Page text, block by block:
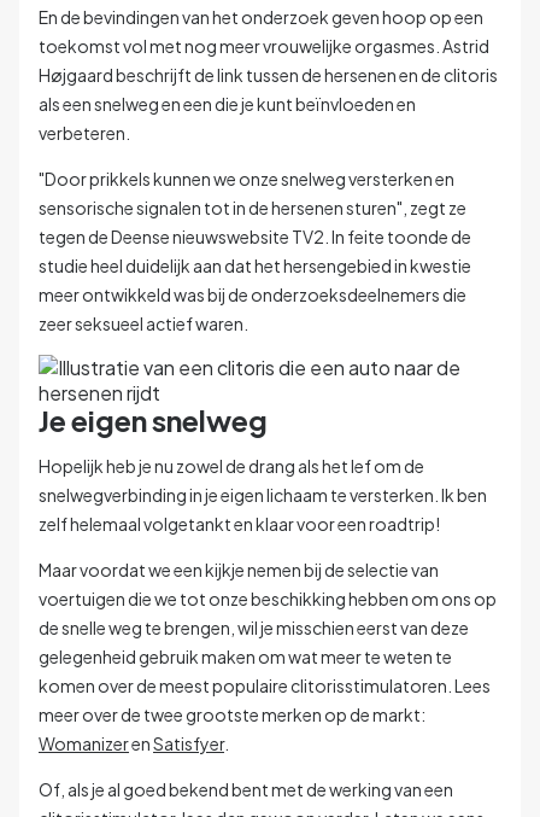
En de bevindingen van het onderzoek geven hoop op een
toekomst vol met nog meer vrouwelijke orgasmes. Astrid
Højgaard beschrijft de link tussen de hersenen en de clitoris
als een snelweg en een die je kunt beïnvloeden en
verbeteren.
"Door prikkels kunnen we onze snelweg versterken en
sensorische signalen tot in de hersenen sturen", zegt ze
tegen de Deense nieuwswebsite TV2. In feite toonde de
studie heel duidelijk aan dat het hersengebied in kwestie
meer ontwikkeld was bij de onderzoeksdeelnemers die
zeer seksueel actief waren.
Je eigen snelweg
Hopelijk heb je nu zowel de drang als het lef om de
snelwegverbinding in je eigen lichaam te versterken. Ik ben
zelf helemaal volgetankt en klaar voor een roadtrip!
Maar voordat we een kijkje nemen bij de selectie van
voertuigen die we tot onze beschikking hebben om ons op
de snelle weg te brengen, wil je misschien eerst van deze
gelegenheid gebruik maken om wat meer te weten te
komen over de meest populaire clitorisstimulatoren. Lees
meer over de twee grootste merken op de markt:
WomanizerenSatisfyer.
Of, als je al goed bekend bent met de werking van een